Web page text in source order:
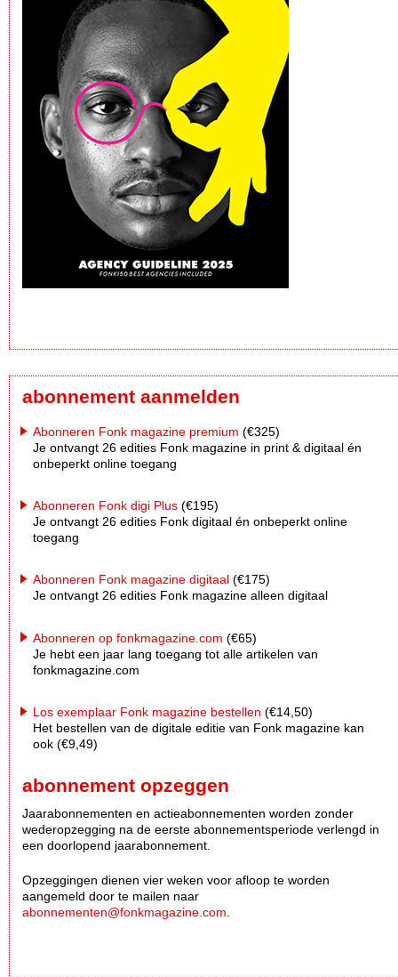
abonnement aanmelden
Abonneren Fonk magazine premium (€325)
Je ontvangt 26 edities Fonk magazine in print & digitaal én
onbeperkt online toegang
Abonneren Fonk digi Plus (€195)
Je ontvangt 26 edities Fonk digitaal én onbeperkt online
toegang
Abonneren Fonk magazine digitaal (€175)
Je ontvangt 26 edities Fonk magazine alleen digitaal
Abonneren op fonkmagazine.com (€65)
Je hebt een jaar lang toegang tot alle artikelen van
fonkmagazine.com
Los exemplaar Fonk magazine bestellen (€14,50)
Het bestellen van de digitale editie van Fonk magazine kan
ook (€9,49)
abonnement opzeggen
Jaarabonnementen en actieabonnementen worden zonder
wederopzegging na de eerste abonnementsperiode verlengd in
een doorlopend jaarabonnement.
Opzeggingen dienen vier weken voor afloop te worden
aangemeld door te mailen naar
abonnementen@fonkmagazine.com